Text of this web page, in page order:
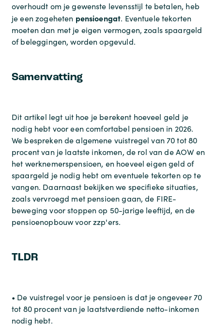
overhoudt om je gewenste levensstijl te betalen, heb
je een zogeheten pensioengat. Eventuele tekorten
moeten dan met je eigen vermogen, zoals spaargeld
of beleggingen, worden opgevuld.
Samenvatting
Dit artikel legt uit hoe je berekent hoeveel geld je
nodig hebt voor een comfortabel pensioen in 2026.
We bespreken de algemene vuistregel van 70 tot 80
procent van je laatste inkomen, de rol van de AOW en
het werknemerspensioen, en hoeveel eigen geld of
spaargeld je nodig hebt om eventuele tekorten op te
vangen. Daarnaast bekijken we specifieke situaties,
zoals vervroegd met pensioen gaan, de FIRE-
beweging voor stoppen op 50-jarige leeftijd, en de
pensioenopbouw voor zzp'ers.
TLDR
• De vuistregel voor je pensioen is dat je ongeveer 70
tot 80 procent van je laatstverdiende netto-inkomen
nodig hebt.